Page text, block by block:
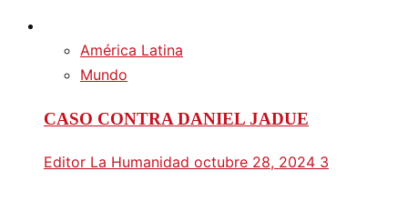
América Latina
Mundo
CASO CONTRA DANIEL JADUE
Editor La Humanidad octubre 28, 2024 3